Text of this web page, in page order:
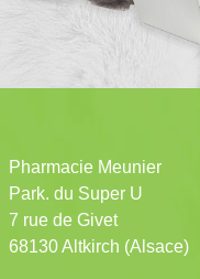
Pharmacie Meunier
Park. du Super U
7 rue de Givet
68130 Altkirch (Alsace)